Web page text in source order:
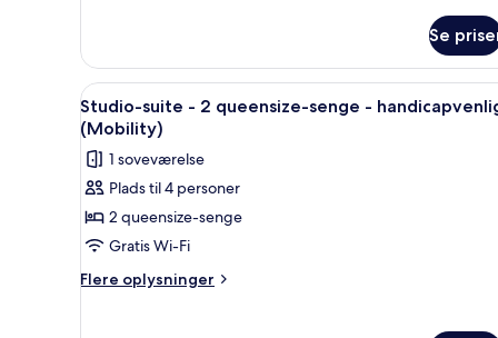
(Mobility)
suite
1
kingsize-
seng
handicapvenligt
Se
Indlæs
alle
billeder
af
Studio-
suite
-
2
Et hotelværelse med to
3
Studio-suite - 2 queensize-senge -
(Mobility)
1 soveværelse
Plads til 4 personer
2 queensize-senge
Gratis Wi-Fi
Flere oplysninger
Flere